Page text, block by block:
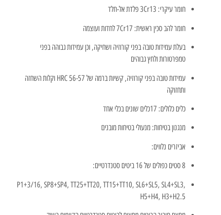
חומר עיקרי: 3Cr13 פלדת אל-חלד
חומר להב סכין ראשית: 7Cr17 לחדות ועוצמה
בעלת עמידות טובה בפני קורוזיה ושחיקה, וכן עמידות גבוהה בפני
טמפרטורות ולחץ גבוהים
עמידות טובה בפני קורוזיה, קשיות ברמה של 56-57 HRC וקלות השחזה
ותחזוקה
כלים כלולים: 17כלים שונים בכלי אחד
מנגנון בטיחות: מנעולי בטיחות מובנים
אביזרים נלווים:
8 סטים כפולים של 16 ביטים סטנדרטיים:
P1+3/16, SP8+SP4, TT25+TT20, TT15+TT10, SL6+SL5, SL4+SL3,
H5+H4, H3+H2.5